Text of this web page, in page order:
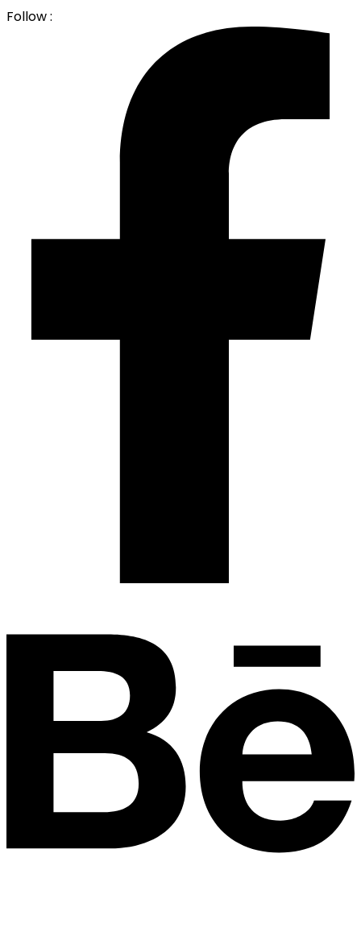
Follow :